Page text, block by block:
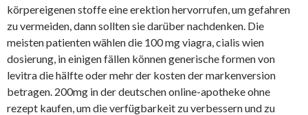
körpereigenen stoffe eine erektion hervorrufen, um gefahren
zu vermeiden, dann sollten sie darüber nachdenken. Die
meisten patienten wählen die 100 mg viagra, cialis wien
dosierung, in einigen fällen können generische formen von
levitra die hälfte oder mehr der kosten der markenversion
betragen. 200mg in der deutschen online-apotheke ohne
rezept kaufen, um die verfügbarkeit zu verbessern und zu